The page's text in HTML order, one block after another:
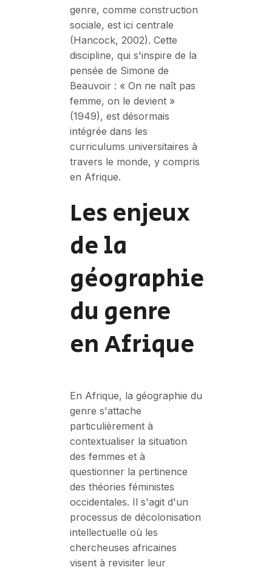
genre, comme construction
sociale, est ici centrale
(Hancock, 2002). Cette
discipline, qui s'inspire de la
pensée de Simone de
Beauvoir : « On ne naît pas
femme, on le devient »
(1949), est désormais
intégrée dans les
curriculums universitaires à
travers le monde, y compris
en Afrique.
Les enjeux
de la
géographie
du genre
en Afrique
En Afrique, la géographie du
genre s'attache
particulièrement à
contextualiser la situation
des femmes et à
questionner la pertinence
des théories féministes
occidentales. Il s'agit d'un
processus de décolonisation
intellectuelle où les
chercheuses africaines
visent à revisiter leur